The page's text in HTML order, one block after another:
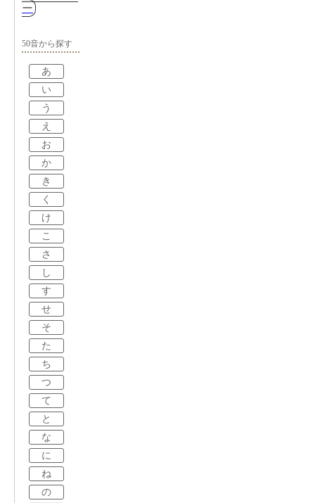
ー
50音から探す
あ
い
う
え
お
か
き
く
け
こ
さ
し
す
せ
そ
た
ち
つ
て
と
な
に
ね
の